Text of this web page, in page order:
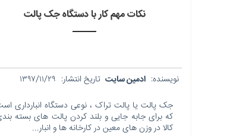
نکات مهم کار با دستگاه جک پالت
نویسنده: ادمین سایت تاریخ انتشار: ۱۳۹۷/۱۱/۲۹
جک پالت یا پالت تراک ، نوعی دستگاه انبارداری
که برای جابه جایی و بلند کردن پالت های بسته
کالا در وزن های معین در کارخانه ها و انبار...